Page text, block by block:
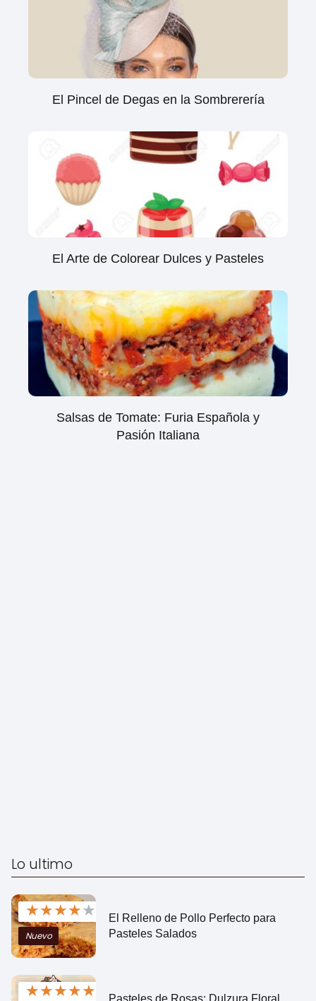
El Pincel de Degas en la Sombrerería
El Arte de Colorear Dulces y Pasteles
Salsas de Tomate: Furia Española y
Pasión Italiana
Lo ultimo
★★★★★
Nuevo
El Relleno de Pollo Perfecto para
Pasteles Salados
★★★★★ Pasteles de Rosas: Dulzura Floral